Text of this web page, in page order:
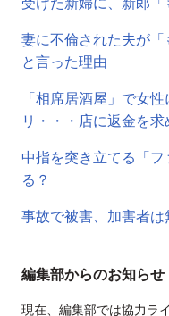
妻に不倫された夫が「
と言った理由
「相席居酒屋」で女
リ・・・店に返金を
中指を突き立てる「
る？
事故で被害、加害者
編集部からのお知らせ
現在、編集部では協力ラ